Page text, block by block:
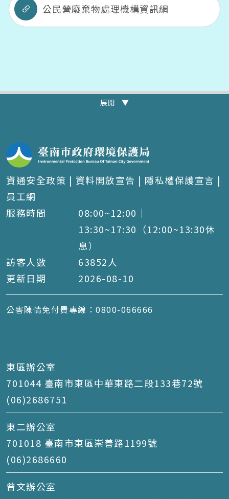
公民營廢棄物處理機構資訊網
展開 ▼
資通安全政策 | 資料開放宣告 | 隱私權保護宣言 |
員工網
服務時間
08:00~12:00｜
13:30~17:30（12:00~13:30休
息）
訪客人數
63852 人
更新日期
2026-08-10
公害陳情免付費專線：0800-066666
東區辦公室
701044 臺南市東區中華東路二段133巷72號
(06)2686751
東二辦公室
701018 臺南市東區崇善路1199號
(06)2686660
曾文辦公室